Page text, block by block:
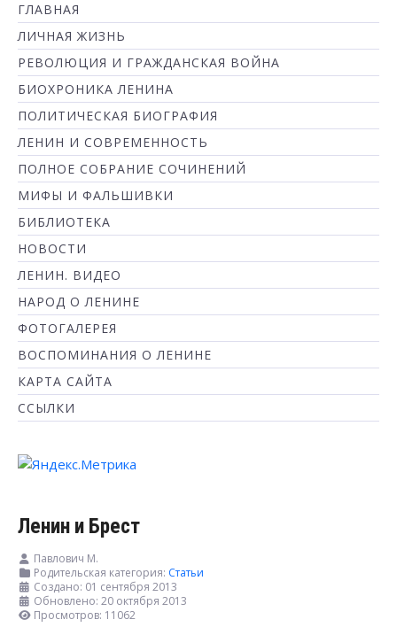
ГЛАВНАЯ
ЛИЧНАЯ ЖИЗНЬ
РЕВОЛЮЦИЯ И ГРАЖДАНСКАЯ ВОЙНА
БИОХРОНИКА ЛЕНИНА
ПОЛИТИЧЕСКАЯ БИОГРАФИЯ
ЛЕНИН И СОВРЕМЕННОСТЬ
ПОЛНОЕ СОБРАНИЕ СОЧИНЕНИЙ
МИФЫ И ФАЛЬШИВКИ
БИБЛИОТЕКА
НОВОСТИ
ЛЕНИН. ВИДЕО
НАРОД О ЛЕНИНЕ
ФОТОГАЛЕРЕЯ
ВОСПОМИНАНИЯ О ЛЕНИНЕ
КАРТА САЙТА
ССЫЛКИ
Ленин и Брест
Павлович М.
Родительская категория: Статьи
Создано: 01 сентября 2013
Обновлено: 20 октября 2013
Просмотров: 11062